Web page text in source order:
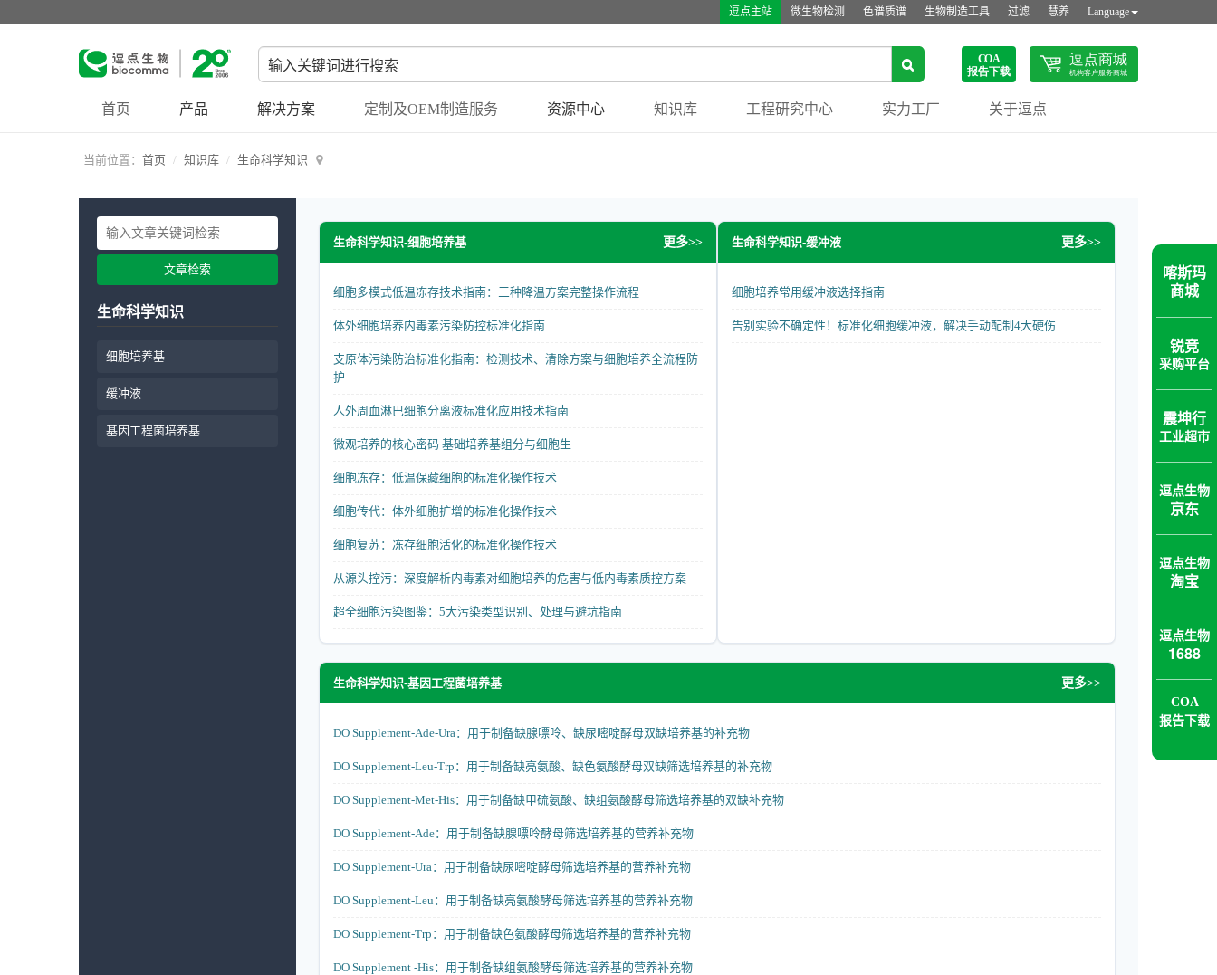
逗点主站 微生物检测 色谱质谱 生物制造工具 过滤 慧养 Language
首页 产品 解决方案 定制及OEM制造服务 资源中心 知识库 工程研究中心 实力工厂 关于逗点
当前位置： 首页 知识库 生命科学知识
文章检索
生命科学知识
细胞培养基
缓冲液
基因工程菌培养基
生命科学知识-细胞培养基 更多>>
细胞多模式低温冻存技术指南：三种降温方案完整操作流程
体外细胞培养内毒素污染防控标准化指南
支原体污染防治标准化指南：检测技术、清除方案与细胞培养全流程防
护
人外周血淋巴细胞分离液标准化应用技术指南
微观培养的核心密码 基础培养基组分与细胞生
细胞冻存：低温保藏细胞的标准化操作技术
细胞传代：体外细胞扩增的标准化操作技术
细胞复苏：冻存细胞活化的标准化操作技术
从源头控污：深度解析内毒素对细胞培养的危害与低内毒素质控方案
超全细胞污染图鉴：5大污染类型识别、处理与避坑指南
生命科学知识-缓冲液 更多>>
细胞培养常用缓冲液选择指南
告别实验不确定性！标准化细胞缓冲液，解决手动配制4大硬伤
生命科学知识-基因工程菌培养基 更多>>
DO Supplement-Ade-Ura：用于制备缺腺嘌呤、缺尿嘧啶酵母双缺培养基的补充物
DO Supplement-Leu-Trp：用于制备缺亮氨酸、缺色氨酸酵母双缺筛选培养基的补充物
DO Supplement-Met-His：用于制备缺甲硫氨酸、缺组氨酸酵母筛选培养基的双缺补充物
DO Supplement-Ade：用于制备缺腺嘌呤酵母筛选培养基的营养补充物
DO Supplement-Ura：用于制备缺尿嘧啶酵母筛选培养基的营养补充物
DO Supplement-Leu：用于制备缺亮氨酸酵母筛选培养基的营养补充物
DO Supplement-Trp：用于制备缺色氨酸酵母筛选培养基的营养补充物
DO Supplement -His：用于制备缺组氨酸酵母筛选培养基的营养补充物
喀斯玛
商城
锐竞
采购平台
震坤行
工业超市
逗点生物
京东
逗点生物
淘宝
逗点生物
1688
COA
报告下载